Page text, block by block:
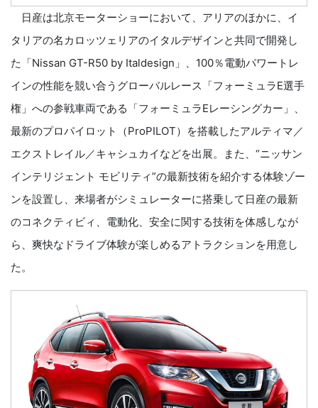
日産は北京モーターショーにおいて、アリアのほかに、イ
タリアの名カロッツェリアのイタルデザインと共同で開発し
た「Nissan GT-R50 by Italdesign」、100％電動パワートレ
インの性能を競い合うグローバルレース「フォーミュラE選手
権」への参戦車両である「フォーミュラEレーシングカー」、
最新のプロパイロット（ProPILOT）を搭載したアルティマ／
エクストレイル／キャシュカイなどを出展。また、“ニッサン
インテリジェント モビリティ”の最新技術を紹介する体験ゾー
ンを設置し、来場者がシミュレーターに搭乗して日産の最新
のコネクティビィ、電動化、安全に関する技術を体感しなが
ら、爽快なドライブ体験が楽しめるアトラクションを用意し
た。